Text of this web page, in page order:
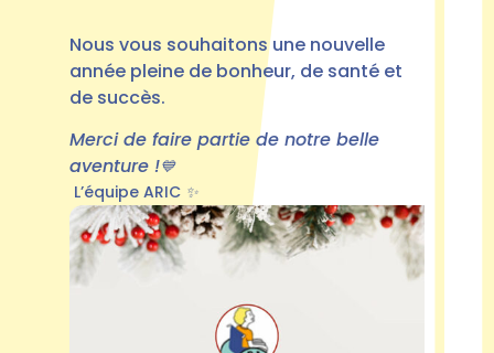
Nous vous souhaitons une nouvelle
année pleine de bonheur, de santé et
de succès.
Merci de faire partie de notre belle
aventure !💙
L’équipe ARIC ✨